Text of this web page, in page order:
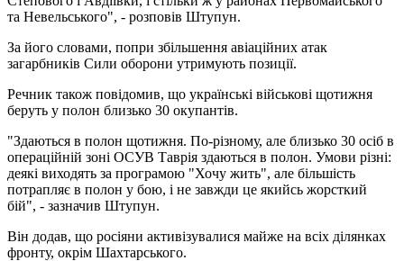
та Невельського", - розповів Штупун.
За його словами, попри збільшення авіаційних атак
загарбників Сили оборони утримують позиції.
Речник також повідомив, що українські військові щотижня
беруть у полон близько 30 окупантів.
"Здаються в полон щотижня. По-різному, але близько 30 осіб в
операційній зоні ОСУВ Таврія здаються в полон. Умови різні:
деякі виходять за програмою "Хочу жить", але більшість
потрапляє в полон у бою, і не завжди це якийсь жорсткий
бій", - зазначив Штупун.
Він додав, що росіяни активізувалися майже на всіх ділянках
фронту, окрім Шахтарського.